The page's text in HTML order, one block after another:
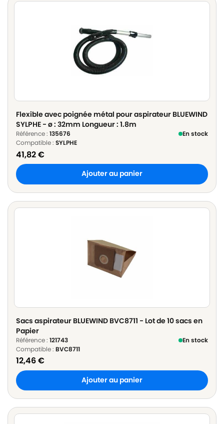
Flexible avec poignée métal pour aspirateur BLUEWIND
SYLPHE - ø : 32mm Longueur : 1.8m
Référence : 135676
En stock
Compatible : SYLPHE
41,82€
Ajouter au panier
Sacs aspirateur BLUEWIND BVC8711 - Lot de 10 sacs en
Papier
Référence : 121743
En stock
Compatible : BVC8711
12,46€
Ajouter au panier